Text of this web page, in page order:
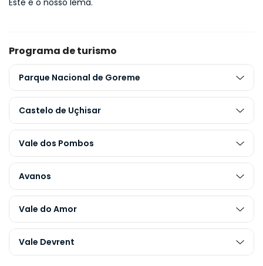
Este é o nosso lema.
Programa de turismo
Parque Nacional de Goreme
Castelo de Uçhisar
Vale dos Pombos
Avanos
Vale do Amor
Vale Devrent